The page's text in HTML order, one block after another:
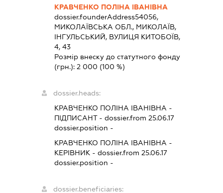
КРАВЧЕНКО ПОЛІНА ІВАНІВНА
dossier.founderAddress54056,
МИКОЛАЇВСЬКА ОБЛ., МИКОЛАЇВ,
ІНГУЛЬСЬКИЙ, ВУЛИЦЯ КИТОБОЇВ,
4, 43
Розмір внеску до статутного фонду
(грн.): 2 000 (100 %)
dossier.heads:
КРАВЧЕНКО ПОЛІНА ІВАНІВНА -
ПІДПИСАНТ- dossier.from 25.06.17
dossier.position -
КРАВЧЕНКО ПОЛІНА ІВАНІВНА -
КЕРІВНИК- dossier.from 25.06.17
dossier.position -
dossier.beneficiaries: